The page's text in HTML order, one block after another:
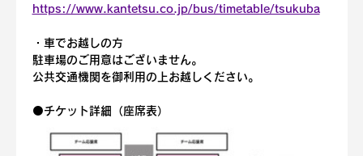
https://www.kantetsu.co.jp/bus/timetable/tsukuba
・車でお越しの方
駐車場のご用意はございません。
公共交通機関を御利用の上お越しください。
⚫️チケット詳細（座席表）